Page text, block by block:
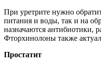
При уретрите нужно
питания и воды, так и на
назначаются антибиотики,
Фторхинолоны также
Простатит